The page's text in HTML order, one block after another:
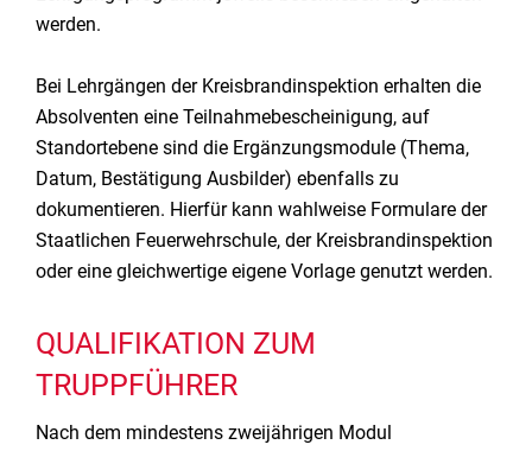
werden.
Bei Lehrgängen der Kreisbrandinspektion erhalten die
Absolventen eine Teilnahmebescheinigung, auf
Standortebene sind die Ergänzungsmodule (Thema,
Datum, Bestätigung Ausbilder) ebenfalls zu
dokumentieren. Hierfür kann wahlweise Formulare der
Staatlichen Feuerwehrschule, der Kreisbrandinspektion
oder eine gleichwertige eigene Vorlage genutzt werden.
QUALIFIKATION ZUM
TRUPPFÜHRER
Nach dem mindestens zweijährigen Modul